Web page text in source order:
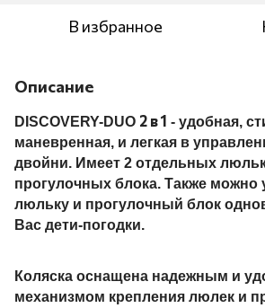
В избранное
Описание
DISCOVERY-DUO 2 в 1 - удобная,
маневренная, и легкая в
двойни. Имеет 2 отдельных
прогулочных блока. Также можно
люльку и прогулочный блок
Вас дети-погодки.
Коляска оснащена надежным и
механизмом крепления люлек и